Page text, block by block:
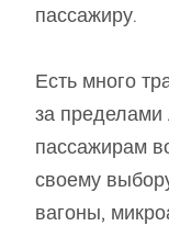
пассажиру.
Есть много
за пределами
пассажирам
своему
вагоны,